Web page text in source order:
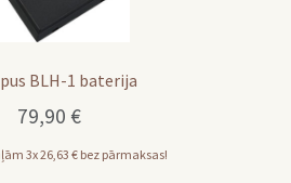
BLH-1 baterija
79,90 €
3x26,63 €bez pārmaksas!